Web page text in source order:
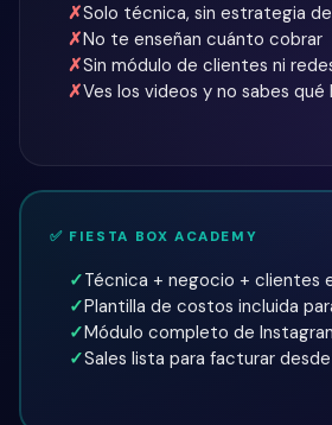
Solo técnica, sin estrategia
No te enseñan cuánto cobrar
Sin módulo de clientes ni
Ves los videos y no sabes qué
✅ FIESTA BOX ACADEMY
Técnica + negocio + clientes
Plantilla de costos incluida
Módulo completo de
Sales lista para facturar desde